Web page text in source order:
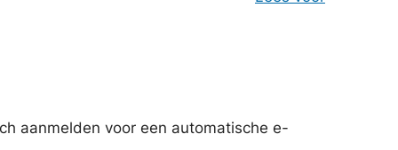
aanmelden voor een automatische e-